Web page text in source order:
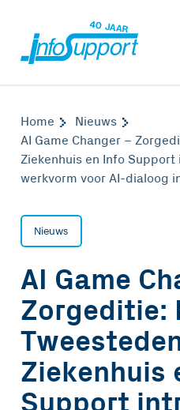
Home
Nieuws
AI Game Changer –
Ziekenhuis en Info
werkvorm voor AI-dialoog
Nieuws
AI Game
Zorgeditie:
Ziekenhuis